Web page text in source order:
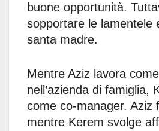
buone opportunità.
sopportare le lamentele
santa madre.
Mentre Aziz lavora
nell’azienda di famiglia,
come co-manager. Aziz
mentre Kerem svolge